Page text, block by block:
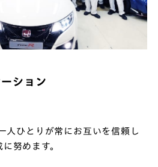
ション
人ひとりが常にお互いを信頼し
努めます。